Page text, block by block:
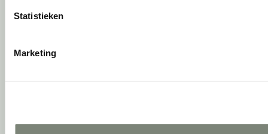
Statistieken
Marketing
DPI Services
Concentreren